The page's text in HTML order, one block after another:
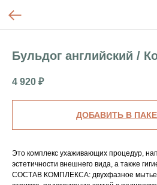
Бульдог английский /
4 920 ₽
ДОБАВИТЬ В
Это комплекс ухаживающих процедур,
эстетичности внешнего вида, а также
СОСТАВ КОМПЛЕКСА: двухфазное мытье,